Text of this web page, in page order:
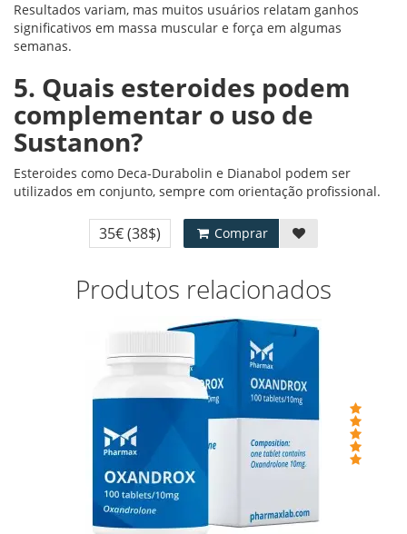
Resultados variam, mas muitos usuários relatam ganhos
significativos em massa muscular e força em algumas
semanas.
5. Quais esteroides podem
complementar o uso de
Sustanon?
Esteroides como Deca-Durabolin e Dianabol podem ser
utilizados em conjunto, sempre com orientação profissional.
35€(38$) Comprar
Produtos relacionados